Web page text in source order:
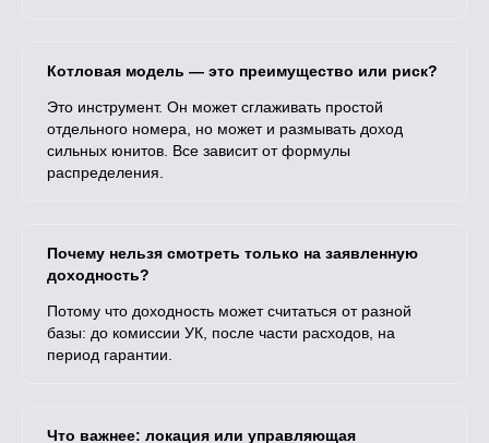
Котловая модель — это преимущество или риск?
Это инструмент. Он может сглаживать простой
отдельного номера, но может и размывать доход
сильных юнитов. Все зависит от формулы
распределения.
Почему нельзя смотреть только на заявленную
доходность?
Потому что доходность может считаться от разной
базы: до комиссии УК, после части расходов, на
период гарантии.
Что важнее: локация или управляющая